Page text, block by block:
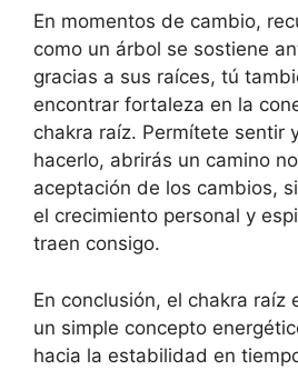
En momentos de cambio,
como un árbol se sostiene
gracias a sus raíces, tú
encontrar fortaleza en la
chakra raíz. Permítete sentir
hacerlo, abrirás un camino
aceptación de los cambios,
el crecimiento personal y
traen consigo.
En conclusión, el chakra raíz
un simple concepto
hacia la estabilidad en